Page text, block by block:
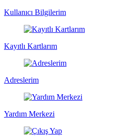
Kullanıcı Bilgilerim
Kayıtlı Kartlarım
Adreslerim
Yardım Merkezi